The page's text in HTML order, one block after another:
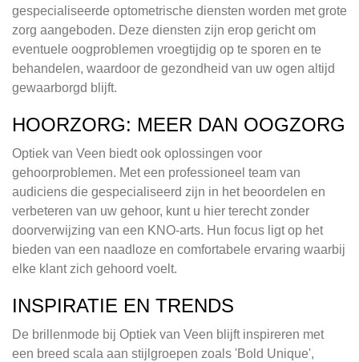
gespecialiseerde optometrische diensten worden met grote
zorg aangeboden. Deze diensten zijn erop gericht om
eventuele oogproblemen vroegtijdig op te sporen en te
behandelen, waardoor de gezondheid van uw ogen altijd
gewaarborgd blijft.
HOORZORG: MEER DAN OOGZORG
Optiek van Veen biedt ook oplossingen voor
gehoorproblemen. Met een professioneel team van
audiciens die gespecialiseerd zijn in het beoordelen en
verbeteren van uw gehoor, kunt u hier terecht zonder
doorverwijzing van een KNO-arts. Hun focus ligt op het
bieden van een naadloze en comfortabele ervaring waarbij
elke klant zich gehoord voelt.
INSPIRATIE EN TRENDS
De brillenmode bij Optiek van Veen blijft inspireren met
een breed scala aan stijlgroepen zoals 'Bold Unique',